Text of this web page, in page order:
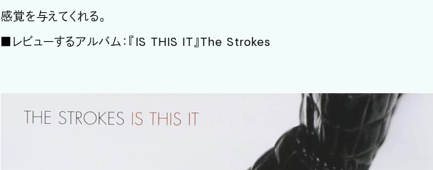
感覚を与えてくれる。
■レビューするアルバム：『IS THIS IT』The Strokes